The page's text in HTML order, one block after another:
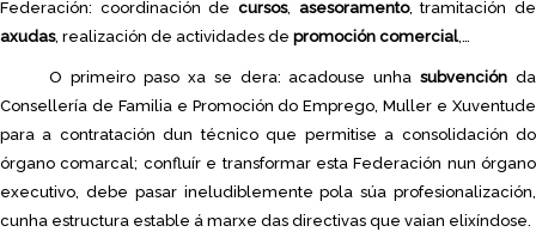
Federación: coordinación de cursos, asesoramento, tramitación de
axudas, realización de actividades de promoción comercial,…
O primeiro paso xa se dera: acadouse unhasubvenciónda
Consellería de Familia e Promoción do Emprego, Muller e Xuventude
para a contratación dun técnico que permitise a consolidación do
órgano comarcal; confluír e transformar esta Federación nun órgano
executivo, debe pasar ineludiblemente pola súa profesionalización,
cunha estructura estable á marxe das directivas que vaian elixíndose.